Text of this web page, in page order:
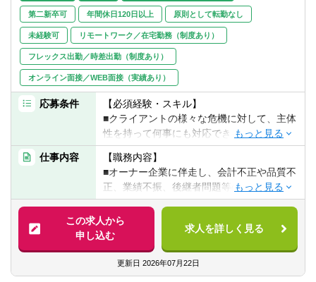
志望部門をご記載ください。
・銀行・証券グループ
・保険グループ
・資産運用グループ
第二新卒可 年間休日120日以上 原則として転勤なし
未経験可 リモートワーク／在宅勤務（制度あり）
フレックス出勤／時差出勤（制度あり）
オンライン面接／WEB面接（実績あり）
応募条件
【必須経験・スキル】
■クライアントの様々な危機に対して、主体
性を持って何事にも対応できる胆力
■アントレプレナーシップ（新規事業の立ち
上げ途中であるため、指示待ちの姿勢では
なく、自らで課題を考えて事業を大きくし
ていこうという起業家的なマインド）
■チームで仕事をするというマインド
■将来に向けて自ら学習テーマを設定し常に
多くを学んでいくことができる能力
■会計数値を読み解くスキル
■ステークホルダーとのコミュニケーション
仕事内容
【職務内容】
■オーナー企業に伴走し、会計不正や品質不
正、業績不振、後継者問題等の様々な危機
に対応するアドバイザリー業務
【具体的に】
■デリバリー業務
オーナーズアジェンダ（経営課題）のうち
特に危機対応支援
この求人から
申し込む
求人を詳しく見る
更新日 2026年07月22日